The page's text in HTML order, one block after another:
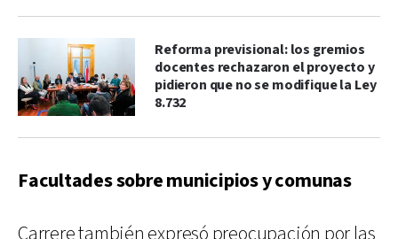
Reforma previsional: los gremios
docentes rechazaron el proyecto y
pidieron que no se modifique la Ley
8.732
Facultades sobre municipios y comunas
Carrere también expresó preocupación por las